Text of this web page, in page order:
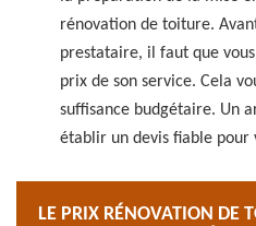
rénovation de toiture.
prestataire, il faut que
prix de son service. Cela
suffisance budgétaire. Un
établir un devis fiable pour
LE PRIX RÉNOVATION DE